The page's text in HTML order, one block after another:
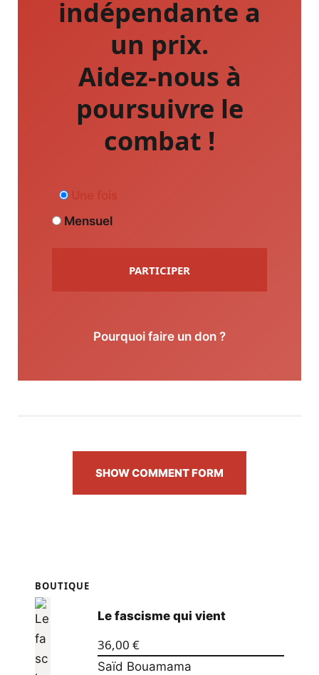
indépendante a
un prix.
Aidez-nous à
poursuivre le
combat !
Mensuel
PARTICIPER
Pourquoi faire un don ?
SHOW COMMENT FORM
BOUTIQUE
Le fascisme qui vient
36,00 €
Saïd Bouamama